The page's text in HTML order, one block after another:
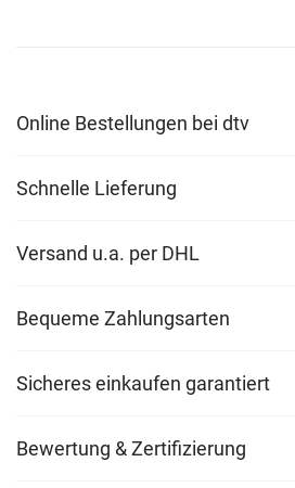
Online Bestellungen bei dtv
Schnelle Lieferung
Versand u.a. per DHL
Bequeme Zahlungsarten
Sicheres einkaufen garantiert
Bewertung & Zertifizierung